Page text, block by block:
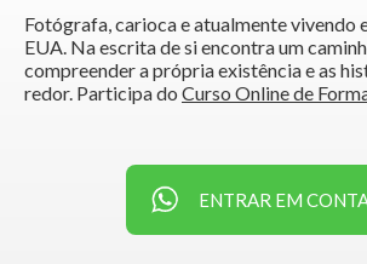
Fotógrafa, carioca e atualmente vivendo
EUA. Na escrita de si encontra um
compreender a própria existência e as
redor. Participa do Curso Online de
ENTRAR EM